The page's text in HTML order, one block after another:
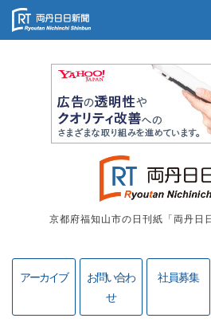
京都府福知山市の日刊紙「両丹日
アーカイブ
お問い合わ
せ
社員募集